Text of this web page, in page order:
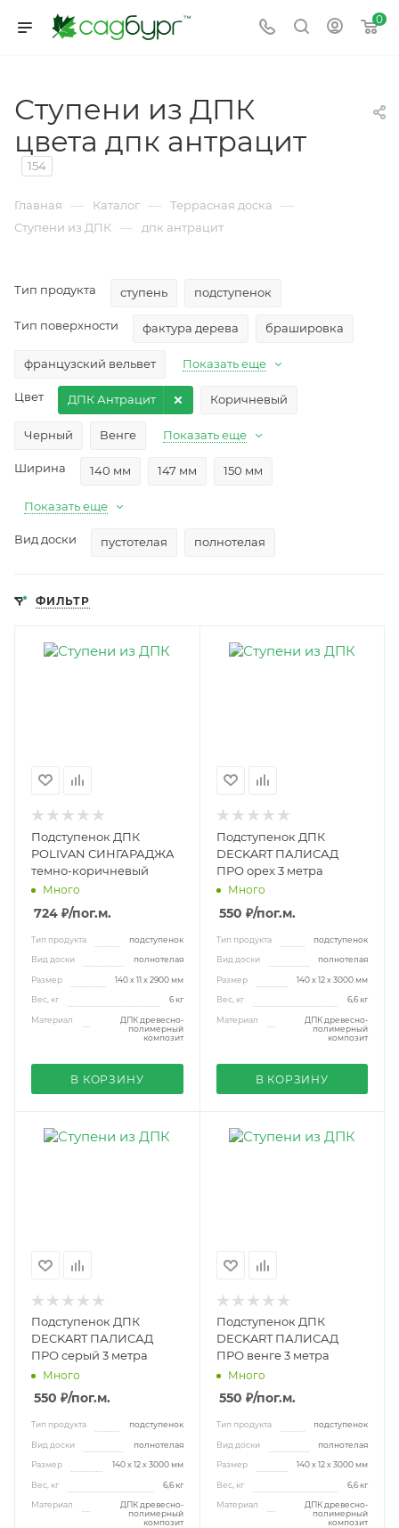
0
Ступени из ДПК
цвета дпк антрацит
154
Главная — Каталог — Террасная доска —
Ступени из ДПК — дпк антрацит
Тип продукта ступень подступенок
Тип поверхности фактура дерева брашировка
французский вельвет Показать еще
Цвет Коричневый
Черный Венге
ДПК Антрацит
Показать еще
Ширина 140 мм 147 мм 150 мм
Показать еще
Вид доски пустотелая полнотелая
ФИЛЬТР
Подступенок ДПК
POLIVAN СИНГАРАДЖА
темно-коричневый
Много
724 ₽/пог.м.
Тип продукта подступенок
Вид доски полнотелая
Размер 140 х 11 х 2900 мм
Вес, кг 6 кг
Материал
ДПК древесно-
полимерный
композит
В КОРЗИНУ
Подступенок ДПК
DECKART ПАЛИСАД
ПРО орех 3 метра
Много
550 ₽/пог.м.
Тип продукта подступенок
Вид доски полнотелая
Размер 140 х 12 х 3000 мм
Вес, кг 6,6 кг
Материал
ДПК древесно-
полимерный
композит
В КОРЗИНУ
Подступенок ДПК
DECKART ПАЛИСАД
ПРО серый 3 метра
Много
550 ₽/пог.м.
Тип продукта подступенок
Вид доски полнотелая
Размер 140 х 12 х 3000 мм
Вес, кг 6,6 кг
Материал
ДПК древесно-
полимерный
композит
Подступенок ДПК
DECKART ПАЛИСАД
ПРО венге 3 метра
Много
550 ₽/пог.м.
Тип продукта подступенок
Вид доски полнотелая
Размер 140 х 12 х 3000 мм
Вес, кг 6,6 кг
Материал
ДПК древесно-
полимерный
композит